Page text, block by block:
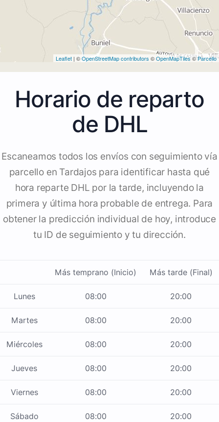
Leaflet | ©OpenStreetMap contributors ©OpenMapTiles©Parcello
Horario de reparto
de DHL
Escaneamos todos los envíos con seguimiento vía
parcello en Tardajos para identificar hasta qué
hora reparte DHL por la tarde, incluyendo la
primera y última hora probable de entrega. Para
obtener la predicción individual de hoy, introduce
tu ID de seguimiento y tu dirección.
Más temprano (Inicio) Más tarde (Final)
Lunes 08:00 20:00
Martes 08:00 20:00
Miércoles 08:00 20:00
Jueves 08:00 20:00
Viernes 08:00 20:00
Sábado 08:00 20:00